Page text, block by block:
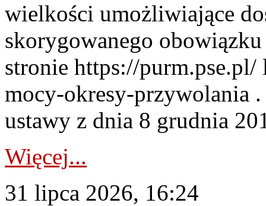
wielkości umożliwiające
skorygowanego
stronie https://
mocy-okresy-przywolania
ustawy z dnia 8 grudnia
Więcej...
31 lipca 2026, 16:24